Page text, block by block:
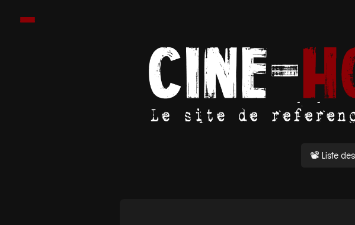
📽 Liste des